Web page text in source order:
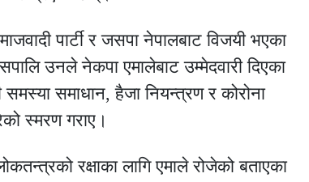
पार्टी र जसपा नेपालबाट विजयी भएका
उनले नेकपा एमालेबाट उम्मेदवारी दिएका
समाधान, हैजा नियन्त्रण र कोरोना
स्मरण गराए।
रक्षाका लागि एमाले रोजेको बताएका